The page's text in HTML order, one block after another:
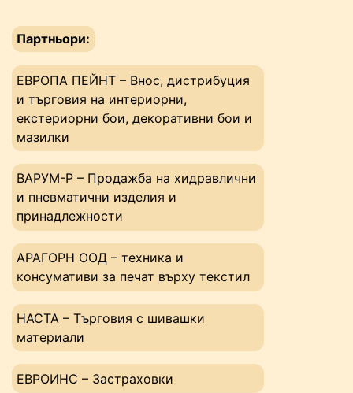
Партньори:
ЕВРОПА ПЕЙНТ – Внос, дистрибуция
и търговия на интериорни,
екстериорни бои, декоративни бои и
мазилки
ВАРУМ-Р – Продажба на хидравлични
и пневматични изделия и
принадлежности
АРАГОРН ООД – техника и
консумативи за печат върху текстил
НАСТА – Tърговия с шивашки
материали
ЕВРОИНС – Застраховки